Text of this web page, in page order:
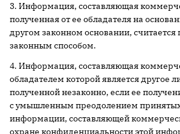
3. Информация, составляющая
полученная от ее обладателя на
другом законном основании, считается
законным способом.
4. Информация, составляющая
обладателем которой является другое
полученной незаконно, если ее
с умышленным преодолением
информации, составляющей
охране конфиденциальности этой